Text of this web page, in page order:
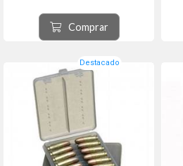
Comprar
Destacado